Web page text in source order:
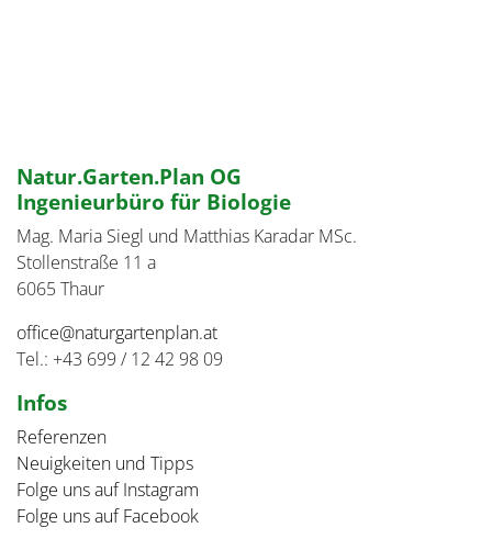
Natur.Garten.Plan OG
Ingenieurbüro für Biologie
Mag. Maria Siegl und Matthias Karadar MSc.
Stollenstraße 11 a
6065 Thaur
office@naturgartenplan.at
Tel.: +43 699 / 12 42 98 09
Infos
Referenzen
Neuigkeiten und Tipps
Folge uns auf Instagram
Folge uns auf Facebook